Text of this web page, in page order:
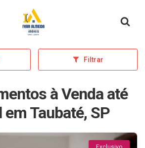
Página inicial
Filtrar
à Venda até
Taubaté, SP